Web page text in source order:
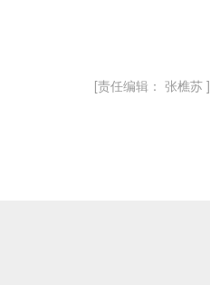
[责任编辑： 张樵苏 ]